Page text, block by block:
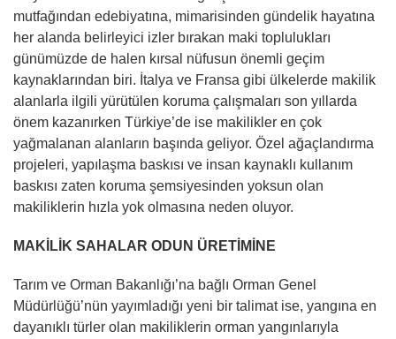
mutfağından edebiyatına, mimarisinden gündelik hayatına
her alanda belirleyici izler bırakan maki toplulukları
günümüzde de halen kırsal nüfusun önemli geçim
kaynaklarından biri. İtalya ve Fransa gibi ülkelerde makilik
alanlarla ilgili yürütülen koruma çalışmaları son yıllarda
önem kazanırken Türkiye’de ise makilikler en çok
yağmalanan alanların başında geliyor. Özel ağaçlandırma
projeleri, yapılaşma baskısı ve insan kaynaklı kullanım
baskısı zaten koruma şemsiyesinden yoksun olan
makiliklerin hızla yok olmasına neden oluyor.
MAKİLİK SAHALAR ODUN ÜRETİMİNE
Tarım ve Orman Bakanlığı’na bağlı Orman Genel
Müdürlüğü’nün yayımladığı yeni bir talimat ise, yangına en
dayanıklı türler olan makiliklerin orman yangınlarıyla